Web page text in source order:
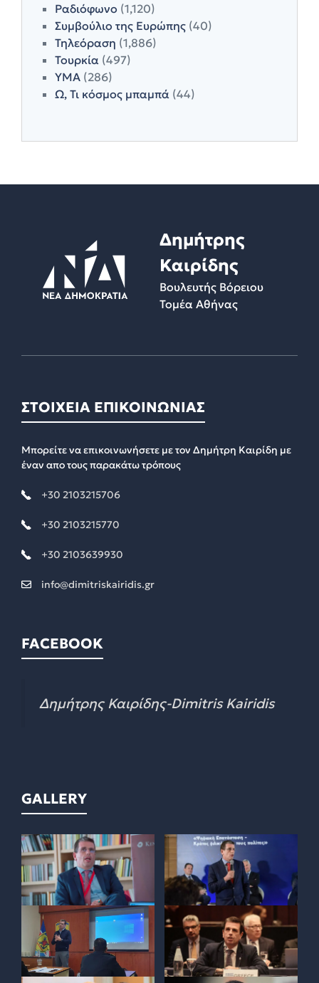
Ραδιόφωνο (1,120)
Συμβούλιο της Ευρώπης (40)
Τηλεόραση (1,886)
Τουρκία (497)
ΥΜΑ (286)
Ω, Τι κόσμος μπαμπά (44)
Δημήτρης
Καιρίδης
Βουλευτής Βόρειου
Τομέα Αθήνας
ΣΤΟΙΧΕΙΑ ΕΠΙΚΟΙΝΩΝΙΑΣ
Μπορείτε να επικοινωνήσετε με τον Δημήτρη Καιρίδη με
έναν απο τους παρακάτω τρόπους
+30 2103215706
+30 2103215770
+30 2103639930
info@dimitriskairidis.gr
FACEBOOK
Δημήτρης Καιρίδης-Dimitris Kairidis
GALLERY